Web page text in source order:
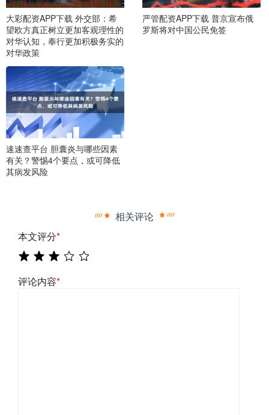
大彩配资APP下载 外交部：希
望欧方真正树立更加客观理性的
对华认知，奉行更加积极务实的
对华政策
严管配资APP下载 普京宣布俄
罗斯将对中国公民免签
速速查平台 胆囊炎与哪些因素
有关？警惕4个要点，或可降低
其病发风险
相关评论
本文评分*
评论内容*